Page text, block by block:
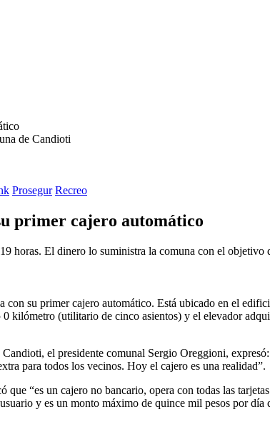
de Candioti
Prosegur Recreo
primer cajero automático
horas. El dinero lo suministra la comuna con el
su primer cajero automático. Está ubicado en el
kilómetro (utilitario de cinco asientos) y el elevador
el presidente comunal Sergio Oreggioni,
para todos los vecinos. Hoy el cajero es una realidad”.
que “es un cajero no bancario, opera con todas las
y es un monto máximo de quince mil pesos por día